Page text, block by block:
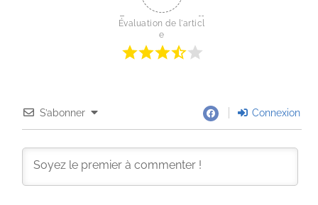
Évaluation de l'articl
e
S’abonner Connexion